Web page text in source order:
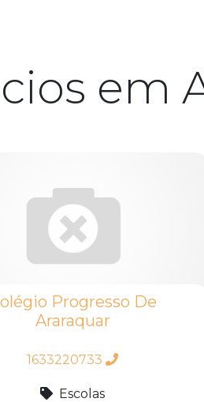
em
Progresso De
Araraquar
1633220733
Escolas